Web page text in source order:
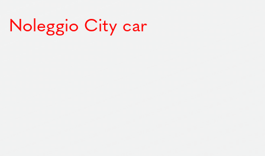
Noleggio City car